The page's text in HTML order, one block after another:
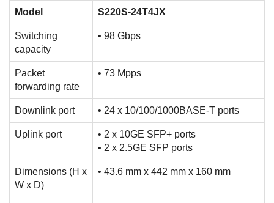
Model S220S-24T4JX
Switching
capacity
• 98 Gbps
Packet
forwarding rate
• 73 Mpps
Downlink port • 24 x 10/100/1000BASE-T ports
Uplink port
• 2 x 10GE SFP+ ports
• 2 x 2.5GE SFP ports
Dimensions (H x
W x D)
• 43.6 mm x 442 mm x 160 mm